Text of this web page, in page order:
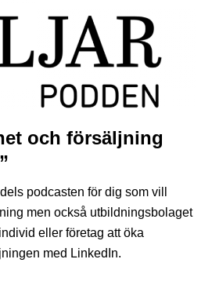
och försäljning
podcasten för dig som vill
men också utbildningsbolaget
eller företag att öka
med LinkedIn.